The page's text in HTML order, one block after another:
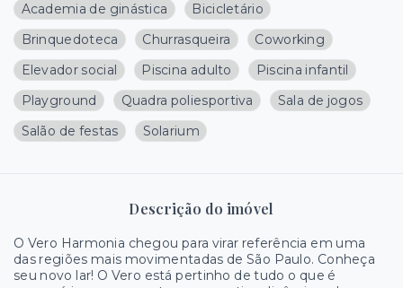
Academia de ginástica
Bicicletário
Brinquedoteca
Churrasqueira
Coworking
Elevador social
Piscina adulto
Piscina infantil
Playground
Quadra poliesportiva
Sala de jogos
Salão de festas
Solarium
Descrição do imóvel
O Vero Harmonia chegou para virar referência em uma
das regiões mais movimentadas de São Paulo. Conheça
seu novo lar! O Vero está pertinho de tudo o que é